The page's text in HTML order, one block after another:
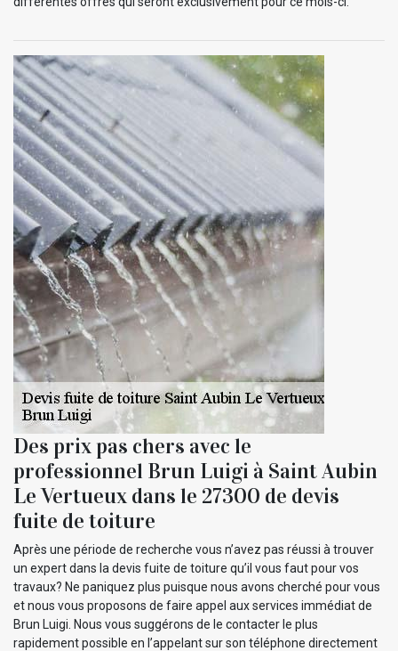
Des prix pas chers avec le
professionnel Brun Luigi à Saint Aubin
Le Vertueux dans le 27300 de devis
fuite de toiture
Après une période de recherche vous n’avez pas réussi à trouver
un expert dans la devis fuite de toiture qu’il vous faut pour vos
travaux? Ne paniquez plus puisque nous avons cherché pour vous
et nous vous proposons de faire appel aux services immédiat de
Brun Luigi. Nous vous suggérons de le contacter le plus
rapidement possible en l’appelant sur son téléphone directement